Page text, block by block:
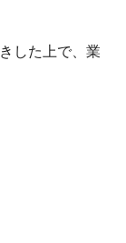
した上で、業